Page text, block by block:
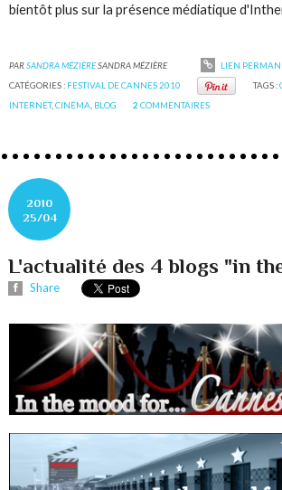
bientôt plus sur la présence médiatique
PARSANDRA MÉZIÈRESANDRA MÉZIÈRE LIEN
CATÉGORIES : FESTIVAL DE CANNES 2010 TAGS :
INTERNET,CINÉMA BLOG 2 COMMENTAIRES
2010
25/04
L'actualité des 4 blogs "in
Share